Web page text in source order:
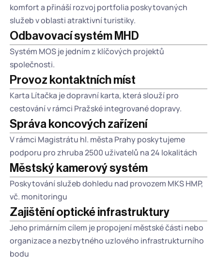
komfort a přináší rozvoj portfolia poskytovaných
služeb v oblasti atraktivní turistiky.
Odbavovací systém MHD
Systém MOS je jedním z klíčových projektů
společnosti.
Provoz kontaktních míst
Karta Lítačka je dopravní karta, která slouží pro
cestování v rámci Pražské integrované dopravy.
Správa koncových zařízení
V rámci Magistrátu hl. města Prahy poskytujeme
podporu pro zhruba 2500 uživatelů na 24 lokalitách
Městský kamerový systém
Poskytování služeb dohledu nad provozem MKS HMP,
vč. monitoringu
Zajištění optické infrastruktury
Jeho primárním cílem je propojení městské části nebo
organizace a nezbytného uzlového infrastrukturního
bodu